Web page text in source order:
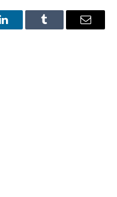
LinkedInTumblr
E-